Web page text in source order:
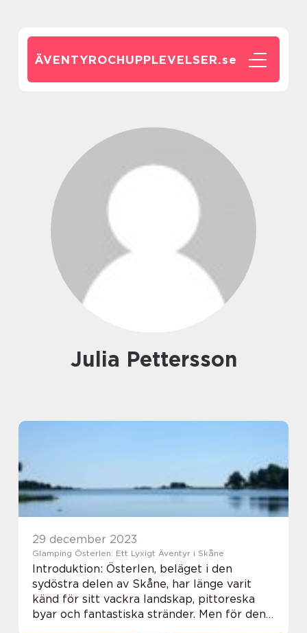
ÄVENTYROCHUPPLEVELSER.se
Julia Pettersson
29 december 2023
Glamping Österlen: Ett Lyxigt Äventyr i Skåne
Introduktion: Österlen, beläget i den
sydöstra delen av Skåne, har länge varit
känd för sitt vackra landskap, pittoreska
byar och fantastiska stränder. Men för den